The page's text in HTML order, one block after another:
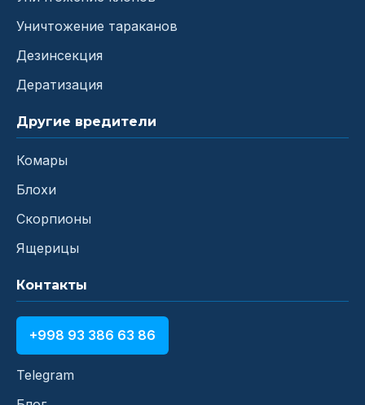
Уничтожение тараканов
Дезинсекция
Дератизация
Другие вредители
Комары
Блохи
Скорпионы
Ящерицы
Контакты
+998 93 386 63 86
Telegram